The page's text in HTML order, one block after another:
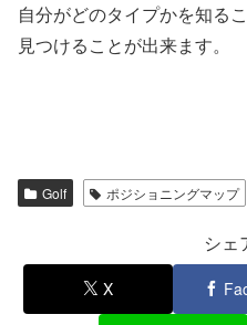
自分がどのタイプかを知る
見つけることが出来ます。
Golf ポジショニングマップ
シェ
X